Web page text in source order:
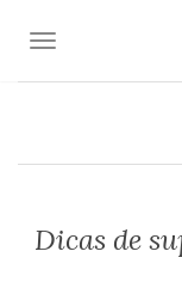
TOGGLE
Dicas de